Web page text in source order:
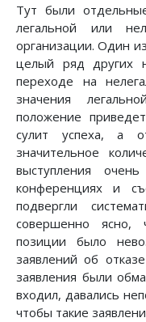
Тут были
легальной или
организации. Один
целый ряд других
переходе на
значения
положение
сулит успеха, а
значительное
выступления
конференциях и
подвергли
совершенно ясно,
позиции было
заявлений об
заявления были
входил, давались
чтобы такие